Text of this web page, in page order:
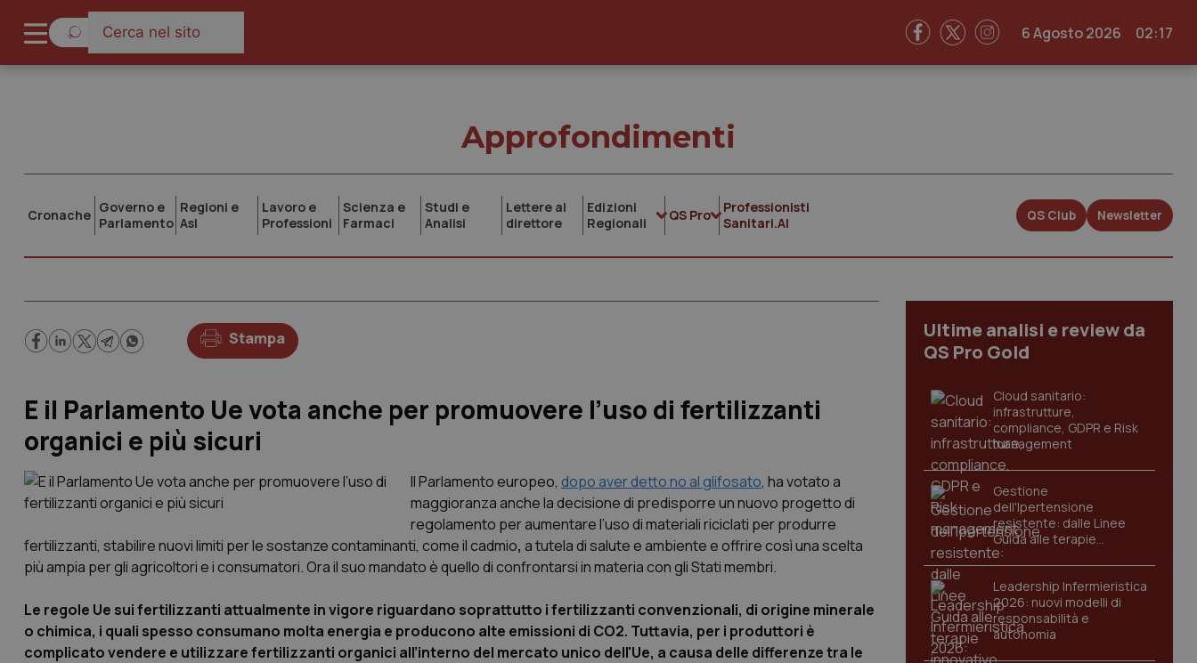
6 Agosto 2026 02:17
Approfondimenti
Cronache Governo e
Parlamento
Regioni e
Asl
Lavoro e
Professioni
Scienza e
Farmaci
Studi e
Analisi
Lettere al
direttore
Edizioni
Regionali
QS Pro
Professionisti
Sanitari.AI
QS Club Newsletter
Stampa
E il Parlamento Ue vota anche per promuovere l’uso di fertilizzanti
organici e più sicuri
Il Parlamento europeo, dopo aver detto no al glifosato, ha votato a
maggioranza anche la decisione di predisporre un nuovo progetto di
regolamento per aumentare l’uso di materiali riciclati per produrre
fertilizzanti, stabilire nuovi limiti per le sostanze contaminanti, come il cadmio, a tutela di salute e ambiente e offrire così una scelta
più ampia per gli agricoltori e i consumatori. Ora il suo mandato è quello di confrontarsi in materia con gli Stati membri.
Le regole Ue sui fertilizzanti attualmente in vigore riguardano soprattutto i fertilizzanti convenzionali, di origine minerale
o chimica, i quali spesso consumano molta energia e producono alte emissioni di CO2. Tuttavia, per i produttori è
complicato vendere e utilizzare fertilizzanti organici all’interno del mercato unico dell'Ue, a causa delle differenze tra le
Ultime analisi e review da
QS Pro Gold
Cloud sanitario:
infrastrutture,
compliance, GDPR e Risk
management
Gestione
dell'Ipertensione
resistente: dalle Linee
Guida alle terapie
innovative
Leadership Infermieristica
2026: nuovi modelli di
responsabilità e
autonomia